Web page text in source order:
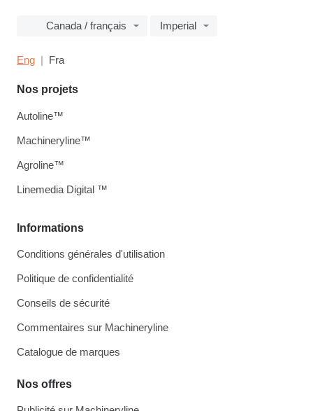
Canada / français Imperial
Eng Fra
Informations
Conditions générales d'utilisation
Politique de confidentialité
Conseils de sécurité
Commentaires sur Machineryline
Catalogue de marques
Nos offres
Nos projets
Autoline™
Machineryline™
Agroline™
Linemedia Digital ™